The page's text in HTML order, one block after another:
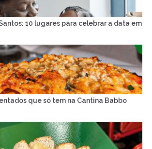
10 lugares para celebrar a data em
que só tem na Cantina Babbo